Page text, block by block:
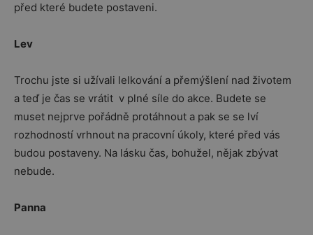
před které budete postaveni.
Lev
Trochu jste si užívali lelkování a přemýšlení nad životem
a teď je čas se vrátit v plné síle do akce. Budete se
muset nejprve pořádně protáhnout a pak se se lví
rozhodností vrhnout na pracovní úkoly, které před vás
budou postaveny. Na lásku čas, bohužel, nějak zbývat
nebude.
Panna